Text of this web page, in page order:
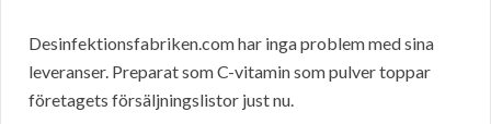
Desinfektionsfabriken.com har inga problem med sina
leveranser. Preparat som C-vitamin som pulver toppar
företagets försäljningslistor just nu.